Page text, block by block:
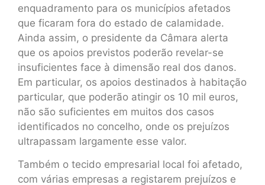
enquadramento para os municípios afetados
que ficaram fora do estado de calamidade.
Ainda assim, o presidente da Câmara alerta
que os apoios previstos poderão revelar-se
insuficientes face à dimensão real dos danos.
Em particular, os apoios destinados à habitação
particular, que poderão atingir os 10 mil euros,
não são suficientes em muitos dos casos
identificados no concelho, onde os prejuízos
ultrapassam largamente esse valor.
Também o tecido empresarial local foi afetado,
com várias empresas a registarem prejuízos e